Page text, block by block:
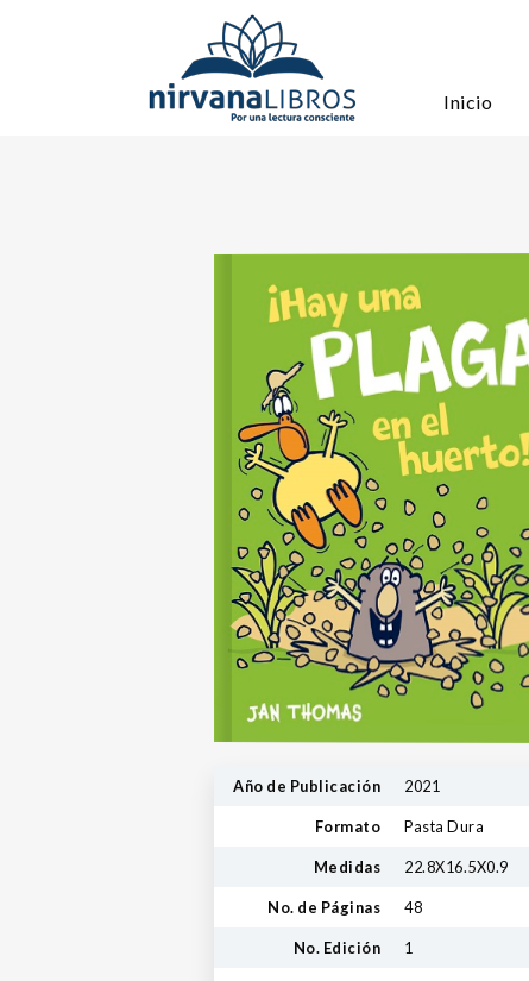
Inicio
Año de Publicación 2021
Formato Pasta Dura
Medidas 22.8X16.5X0.9
No. de Páginas 48
No. Edición 1